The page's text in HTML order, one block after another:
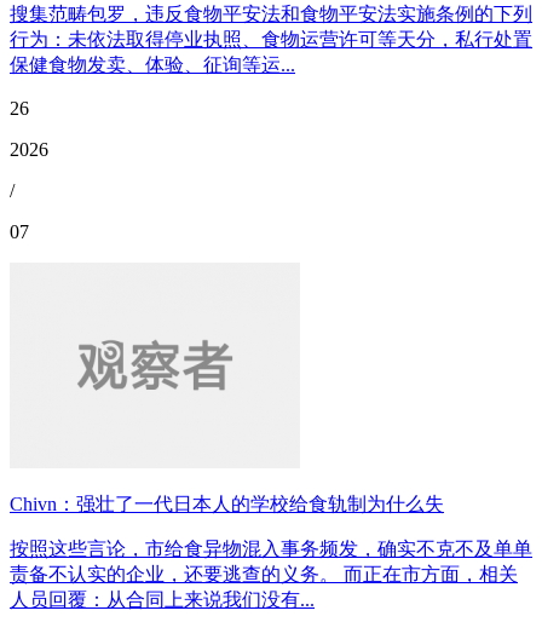
搜集范畴包罗，违反食物平安法和食物平安法实施条例的下列
行为：未依法取得停业执照、食物运营许可等天分，私行处置
保健食物发卖、体验、征询等运...
26
2026
/
07
Chivn：强壮了一代日本人的学校给食轨制为什么失
按照这些言论，市给食异物混入事务频发，确实不克不及单单
责备不认实的企业，还要逃查的义务。 而正在市方面，相关
人员回覆：从合同上来说我们没有...